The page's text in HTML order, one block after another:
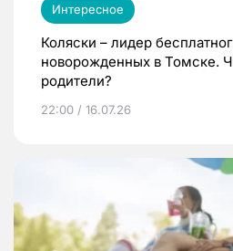
Интересное
Коляски – лидер
новорожденных в Томске.
родители?
22:00 / 16.07.26